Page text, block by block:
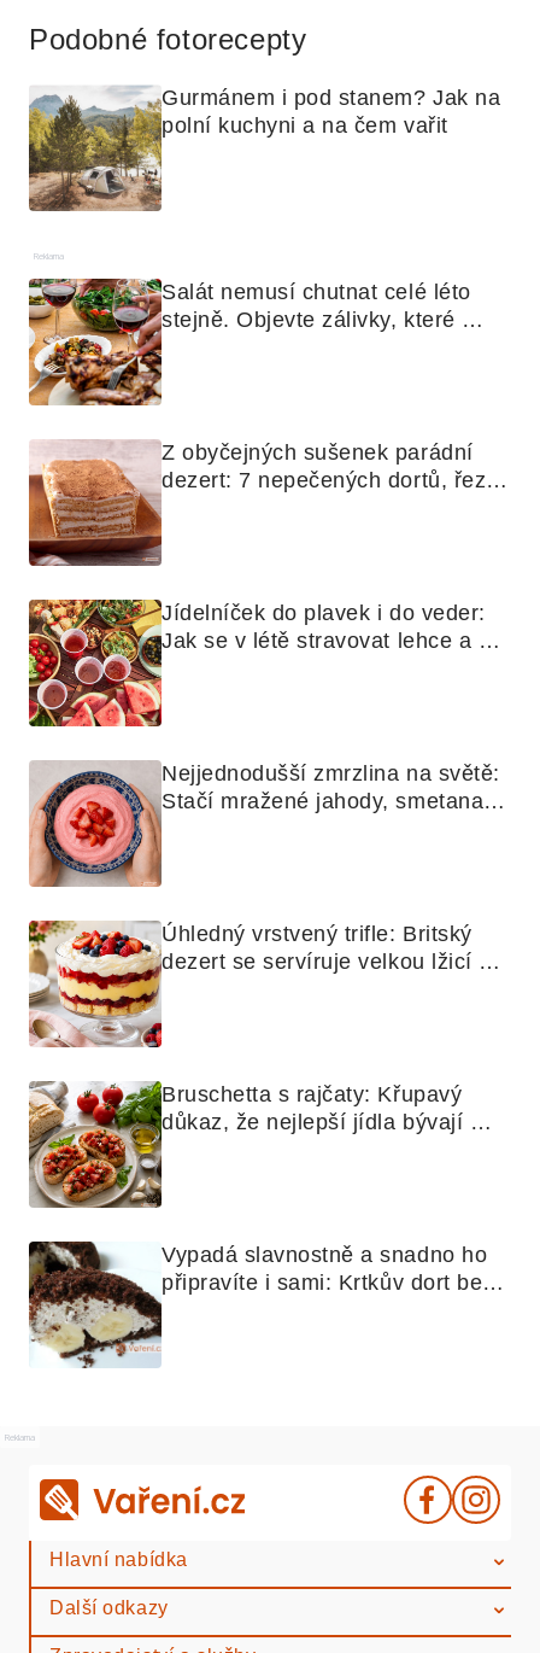
Podobné fotorecepty
Gurmánem i pod stanem? Jak na
polní kuchyni a na čem vařit
Reklama
Salát nemusí chutnat celé léto
stejně. Objevte zálivky, které
Z obyčejných sušenek parádní
dezert: 7 nepečených dortů, řezů
Jídelníček do plavek i do veder:
Jak se v létě stravovat lehce a
Nejjednodušší zmrzlina na světě:
Stačí mražené jahody, smetana a
Úhledný vrstvený trifle: Britský
dezert se servíruje velkou lžicí
Bruschetta s rajčaty: Křupavý
důkaz, že nejlepší jídla bývají
Vypadá slavnostně a snadno ho
připravíte i sami: Krtkův dort bez
Reklama
Hlavní nabídka
Další odkazy